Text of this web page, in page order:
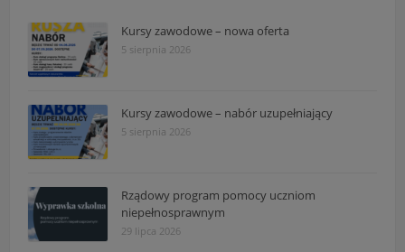
Kursy zawodowe – nowa oferta
5 sierpnia 2026
Kursy zawodowe – nabór uzupełniający
5 sierpnia 2026
Rządowy program pomocy uczniom
niepełnosprawnym
29 lipca 2026